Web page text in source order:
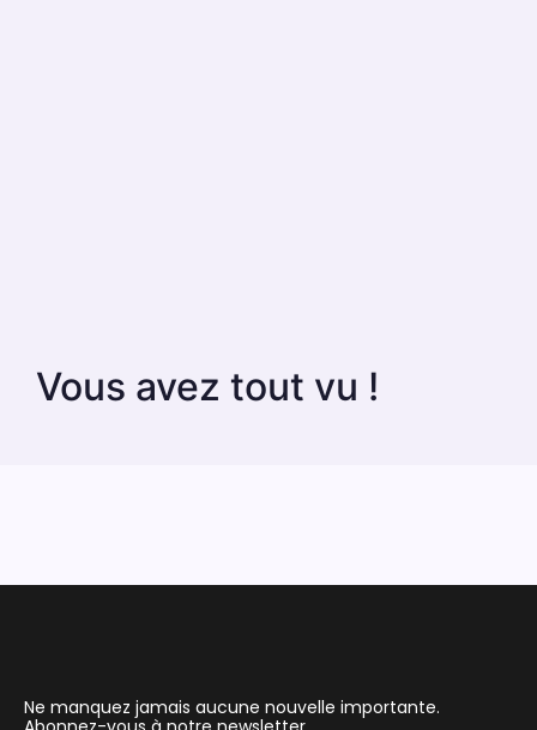
Vous avez tout vu !
Ne manquez jamais aucune nouvelle importante.